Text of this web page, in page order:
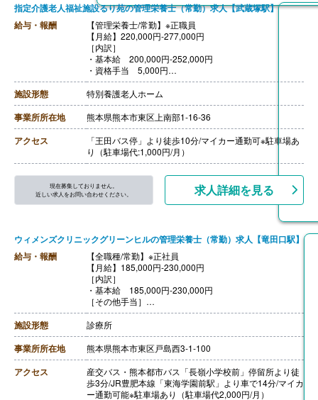
指定介護老人福祉施設るり苑の管理栄養士（常勤）求人【武蔵塚駅】
給与・報酬
【管理栄養士/常勤】※正職員
【月給】220,000円-277,000円
［内訳］
・基本給 200,000円-252,000円
・資格手当 5,000円
・住宅手当 10,000円
・処遇改善手当 5,000円-10,000円
［その他手当］
・家族手当 扶養者2名まで1名あたり5,000円、3人目以
降3,000円
【賞与】年3回（計3.50ヶ月分）※前年度実績
【通勤手当】あり（上限5,000円/月）
【昇給】あり（1月あたり1,000円-2,000円）※前年度実
【退職金】あり※退職金共済加入
施設形態 特別養護老人ホーム
事業所所在地 熊本県熊本市東区上南部1-16-36
アクセス
「王田バス停」より徒歩10分/マイカー通勤可※駐車場あ
り（駐車場代:1,000円/月）
現在募集しておりません。
近しい求人をお問い合わせください。
求人詳細を見る
ウィメンズクリニックグリーンヒルの管理栄養士（常勤）求人【竜田口駅】
給与・報酬
【全職種/常勤】※正社員
【月給】185,000円-230,000円
［内訳］
・基本給 185,000円-230,000円
［その他手当］
・管理栄養士手当 10,000円/月
・栄養士手当 5,000円/月
・調理師手当 5,000円/月
・皆勤手当 5,000円/月
【賞与】年2回（計3.00ヶ月分）※前年度実績
【通勤手当】あり（上限5,000円/月）※実費支給
【昇給】年1回 （1月あたり0円-5,000円）※前年度実績
【退職金】あり※勤続3年以上
施設形態 診療所
事業所所在地 熊本県熊本市東区戸島西3-1-100
アクセス
産交バス・熊本都市バス「長嶺小学校前」停留所より徒
歩3分/JR豊肥本線「東海学園前駅」より車で14分/マイカ
ー通勤可能※駐車場あり（駐車場代2,000円/月）